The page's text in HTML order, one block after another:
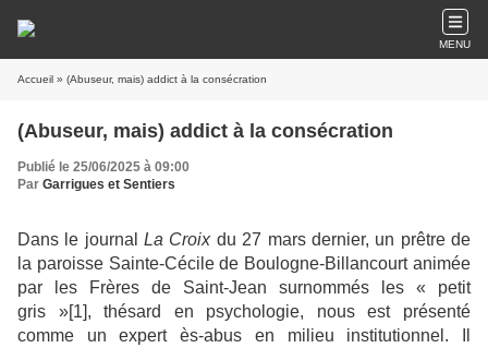
MENU
Accueil » (Abuseur, mais) addict à la consécration
(Abuseur, mais) addict à la consécration
Publié le 25/06/2025 à 09:00
Par Garrigues et Sentiers
Dans le journalLa Croixdu 27 mars dernier, un prêtre de
la paroisse Sainte-Cécile de Boulogne-Billancourt animée
par les Frères de Saint-Jean surnommés les « petit
gris »[1], thésard en psychologie, nous est présenté
comme un expert ès-abus en milieu institutionnel. Il